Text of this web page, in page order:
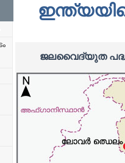
ജലവൈദ്യുത